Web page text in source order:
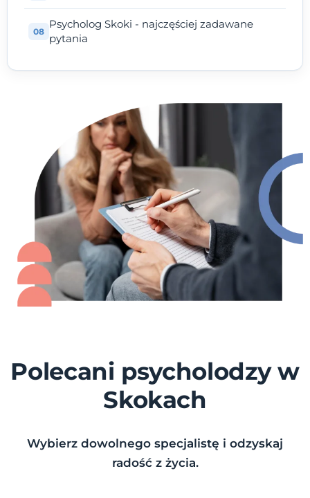
Psycholog Skoki - najczęściej zadawane
pytania
Polecani psycholodzy w
Skokach
Wybierz dowolnego specjalistę i odzyskaj
radość z życia.